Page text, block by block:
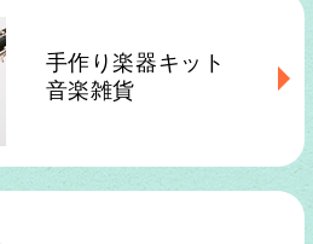
手作り楽器キット
音楽雑貨